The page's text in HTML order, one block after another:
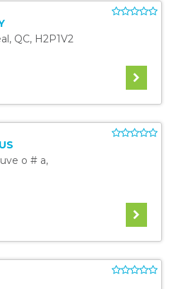
, QC, H2P1V2
o # a,